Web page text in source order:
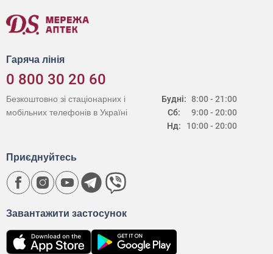
Гаряча лінія
0 800 30 20 60
Будні:
Сб:
Нд:
8:00 - 21:00
9:00 - 20:00
10:00 - 20:00
Безкоштовно зі стаціонарних і
мобільних телефонів в Україні
Завантажити застосунок
Приєднуйтесь